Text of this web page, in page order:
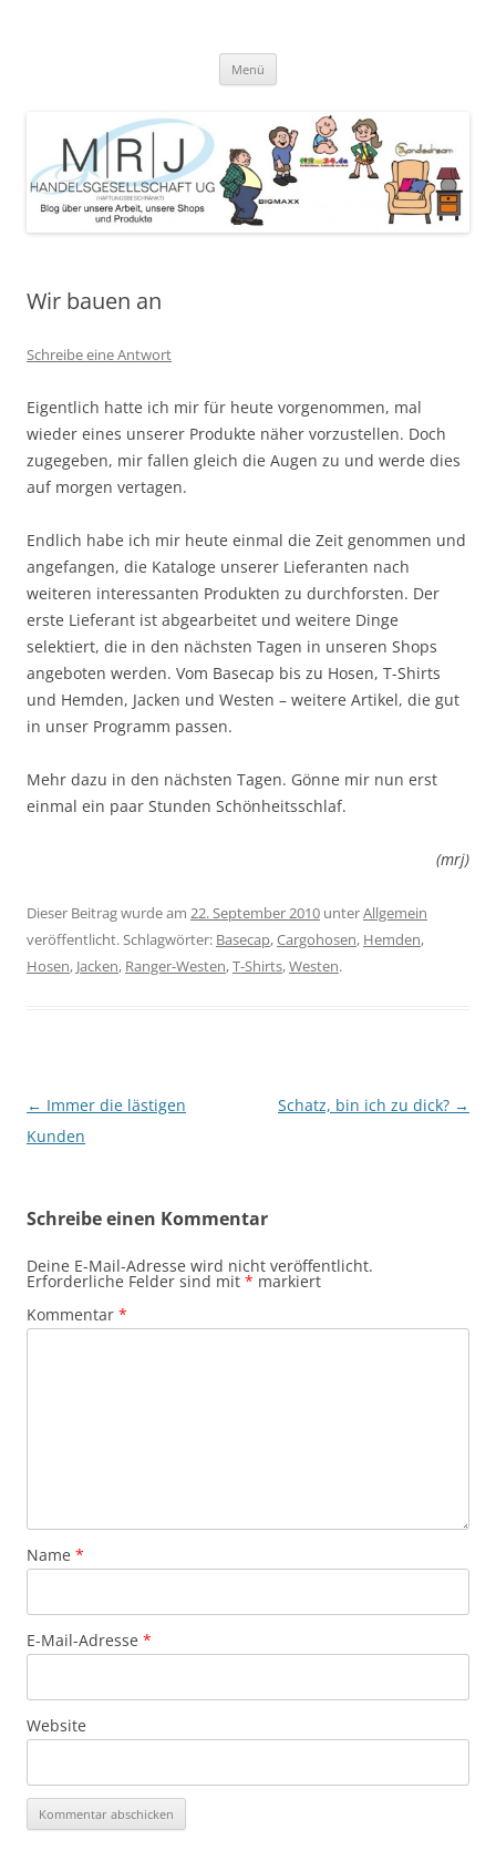
angebotene Produkte
Menü
Wir bauen an
Schreibe eine Antwort
Eigentlich hatte ich mir für heute vorgenommen, mal
wieder eines unserer Produkte näher vorzustellen. Doch
zugegeben, mir fallen gleich die Augen zu und werde dies
auf morgen vertagen.
Endlich habe ich mir heute einmal die Zeit genommen und
angefangen, die Kataloge unserer Lieferanten nach
weiteren interessanten Produkten zu durchforsten. Der
erste Lieferant ist abgearbeitet und weitere Dinge
selektiert, die in den nächsten Tagen in unseren Shops
angeboten werden. Vom Basecap bis zu Hosen, T-Shirts
und Hemden, Jacken und Westen – weitere Artikel, die gut
in unser Programm passen.
Mehr dazu in den nächsten Tagen. Gönne mir nun erst
einmal ein paar Stunden Schönheitsschlaf.
(mrj)
Dieser Beitrag wurde am 22. September 2010 unterAllgemein
veröffentlicht. Schlagwörter: Basecap,Cargohosen, Hemden,
Hosen, Jacken, Ranger-Westen,T-Shirts,Westen.
Beitragsnavigation
← Immer die lästigen
Kunden
Schatz, bin ich zu dick? →
Schreibe einen Kommentar
Deine E-Mail-Adresse wird nicht veröffentlicht.
Erforderliche Felder sind mit * markiert
Kommentar *
Name *
E-Mail-Adresse *
Website